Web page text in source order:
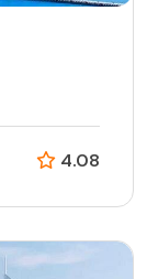
4.08